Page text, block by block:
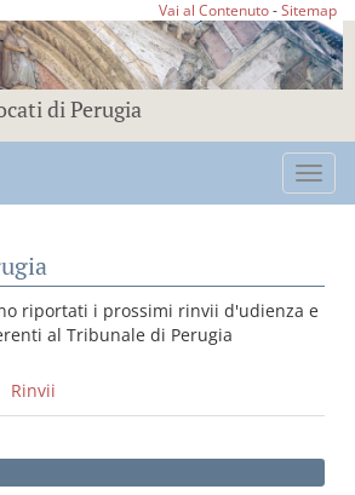
Vai al Contenuto-Sitemap
di Perugia
riportati i prossimi rinvii d'udienza e
al Tribunale di Perugia
Rinvii